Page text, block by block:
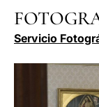
Servicio